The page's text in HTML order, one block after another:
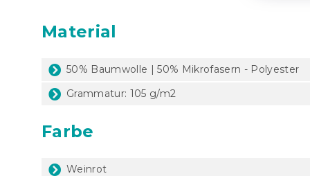
Material
50% Baumwolle | 50% Mikrofasern - Polyester
Grammatur: 105 g/m2
Farbe
Weinrot